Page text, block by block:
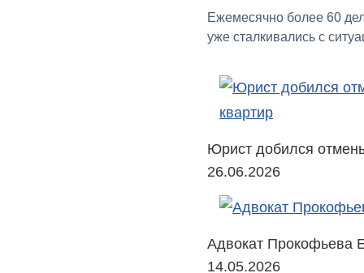
Ежемесячно более 60
уже сталкивались с
Юрист добился
26.06.2026
Адвокат Прокофьева
14.05.2026